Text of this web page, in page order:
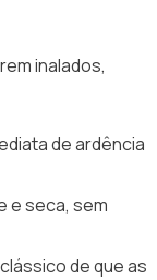
inalados,
de ardência
e seca, sem
de que as